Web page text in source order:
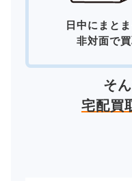
日中にまと
非対面で
そ
宅配買